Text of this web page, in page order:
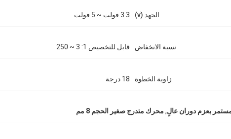
الجهد (v) 3.3 فولت ~ 5 فولت
نسبة الانخفاض قابل للتخصيص 1: 3 ~ 250
زاوية الخطوة 18 درجة
بعزم دوران عالٍ, محرك متدرج صغير الحجم 8 مم